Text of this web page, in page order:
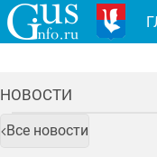
НОВОСТИ
Все новости